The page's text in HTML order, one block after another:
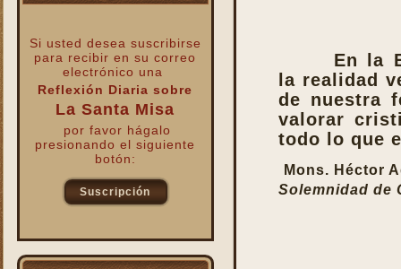
Si usted desea suscribirse
para recibiren su correo
electrónico una
Reflexión Diaria sobre
La Santa Misa
por favor hágalo
presionando el siguiente
botón:
Suscripción
En la
la realidad
de nuestra
valorar
todo lo que
Mons. Héctor
Solemnidad de